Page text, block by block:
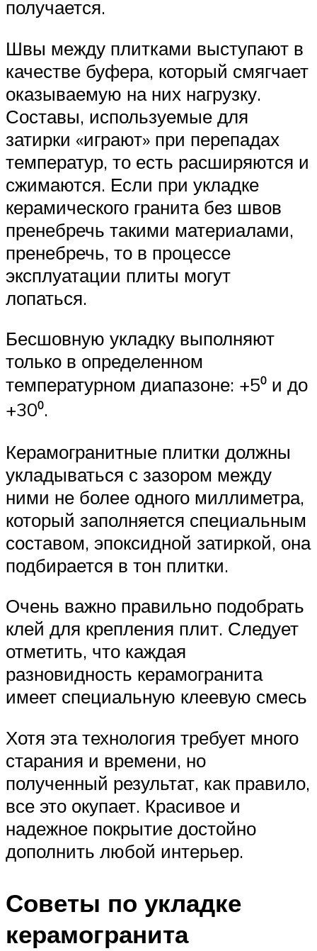
получается.
Швы между плитками выступают в
качестве буфера, который смягчает
оказываемую на них нагрузку.
Составы, используемые для
затирки «играют» при перепадах
температур, то есть расширяются и
сжимаются. Если при укладке
керамического гранита без швов
пренебречь такими материалами,
пренебречь, то в процессе
эксплуатации плиты могут
лопаться.
Бесшовную укладку выполняют
только в определенном
температурном диапазоне: +5⁰ и до
+30⁰.
Керамогранитные плитки должны
укладываться с зазором между
ними не более одного миллиметра,
который заполняется специальным
составом, эпоксидной затиркой, она
подбирается в тон плитки.
Очень важно правильно подобрать
клей для крепления плит. Следует
отметить, что каждая
разновидность керамогранита
имеет специальную клеевую смесь
Хотя эта технология требует много
старания и времени, но
полученный результат, как правило,
все это окупает. Красивое и
надежное покрытие достойно
дополнить любой интерьер.
Советы по укладке
керамогранита